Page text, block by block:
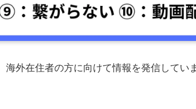
外在住者の方に向けて情報を発信していま